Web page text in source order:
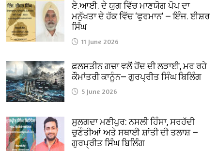
ਏ.ਆਈ. ਦੇ ਯੁਗ ਵਿੱਚ ਮਾਣਯੋਗ ਪੋਪ ਦਾ
ਮਨੁੱਖਤਾ ਦੇ ਹੱਕ ਵਿੱਚ ‘ਫੁਰਮਾਨ’ — ਇੰਜ. ਈਸ਼ਰ
ਸਿੰਘ
11 June 2026
ਫ਼ਲਸਤੀਨ ਗਜ਼ਾ ਵਲੋਂ ਹੋਂਦ ਦੀ ਲੜਾਈ, ਮਰ ਰਹੇ
ਕੌਮਾਂਤਰੀ ਕਾਨੂੰਨ— ਗੁਰਪ੍ਰੀਤ ਸਿੰਘ ਬਿਲਿੰਗ
5 June 2026
ਸੁਲਗਦਾ ਮਣੀਪੁਰ: ਨਸਲੀ ਹਿੰਸਾ, ਸਰਹੱਦੀ
ਚੁਣੌਤੀਆਂ ਅਤੇ ਸਥਾਈ ਸ਼ਾਂਤੀ ਦੀ ਤਲਾਸ਼ —
ਗੁਰਪ੍ਰੀਤ ਸਿੰਘ ਬਿਲਿੰਗ